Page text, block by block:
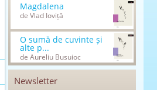
Magdalena
de Vlad Ioviță
O sumă de cuvinte și
alte p...
de Aureliu Busuioc
Newsletter